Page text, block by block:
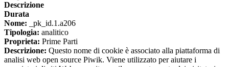
Descrizione
Durata
Nome: _pk_id.1.a206
Tipologia: analitico
Proprieta: Prime Parti
Descrizione: Questo nome di cookie è associato alla piattaforma di
analisi web open source Piwik. Viene utilizzato per aiutare i